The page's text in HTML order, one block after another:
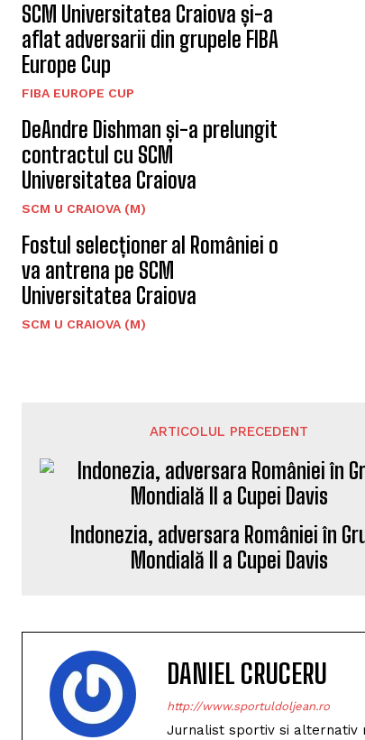
SCM Universitatea Craiova și-a
aflat adversarii din grupele FIBA
Europe Cup
FIBA EUROPE CUP
DeAndre Dishman și-a prelungit
contractul cu SCM
Universitatea Craiova
SCM U CRAIOVA (M)
Fostul selecționer al României o
va antrena pe SCM
Universitatea Craiova
SCM U CRAIOVA (M)
ARTICOLUL PRECEDENT
Indonezia, adversara României în
Mondială II a Cupei Davis
DANIEL CRUCERU
http://www.sportuldoljean.ro
Jurnalist sportiv si alternativ